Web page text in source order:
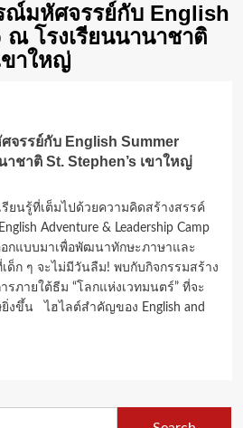
ณ์มหัศจรรย์กับ English
ณ โรงเรียนนานาชาติ
ขาใหญ่
รรย์กับ English Summer
ชาติ St. Stephen’s เขาใหญ่
ยนรู้ที่เต็มไปด้วยความคิดสร้างสรรค์
Adventure & Leadership Camp
กแบบมาเพื่อพัฒนาทักษะภาษาและ
ด็ก ๆ จะไม่มีวันลืม! พบกับกิจกรรมสร้าง
ภายใต้ธีม “โลกแห่งเวทมนตร์” ที่จะ
ยิ่งขึ้น ไฮไลต์สำคัญของ English and